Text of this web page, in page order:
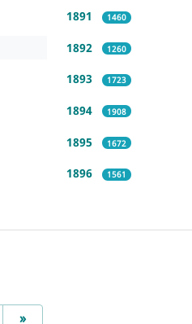
1891 1460
1892 1260
1893 1723
1894 1908
1895 1672
1896 1561
»Next